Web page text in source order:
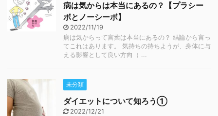
病は気からは本当にあるの？【プラシー
ボとノーシーボ】
2022/11/19
病は気からって言葉は本当にあるの？ 結論から言っ
てこれはあります。 気持ちの持ちようが、身体に与
える影響として良い方向（ ...
未分類
ダイエットについて知ろう①
2022/12/21